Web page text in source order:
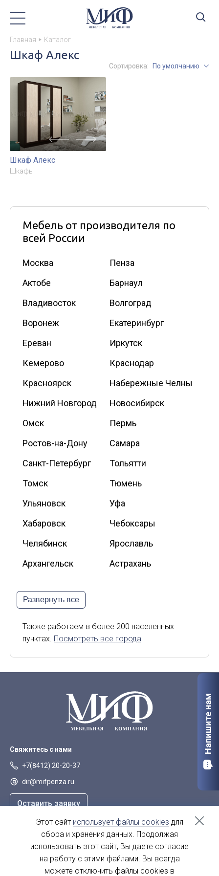
Главная Каталог
Шкаф Алекс
Сортировка: По умолчанию
Шкаф Алекс
Шкафы
Мебель от производителя по
всей России
Москва
Пенза
Актобе
Барнаул
Владивосток
Волгоград
Воронеж
Екатеринбург
Ереван
Иркутск
Кемерово
Краснодар
Красноярск
Набережные Челны
Нижний Новгород
Новосибирск
Омск
Пермь
Ростов-на-Дону
Самара
Санкт-Петербург
Тольятти
Томск
Тюмень
Ульяновск
Уфа
Хабаровск
Чебоксары
Челябинск
Ярославль
Архангельск
Астрахань
Калининград
Киров
Курск
Липецк
Мурманск
Тверь
Развернуть все
Также работаем в более 200 населенных
пунктах. Посмотреть все города
Свяжитесь с нами
+7(8412) 20-20-37
dir@mifpenza.ru
Оставить заявку
г. Пенза, ул. Аустрина, 139а
пн-пт - с 9.00-18.00
сб, вс - выходной
Напишите нам
Этот сайт использует файлы cookies для
сбора и хранения данных. Продолжая
использовать этот сайт, Вы даете согласие
на работу с этими файлами. Вы всегда
можете отключить файлы cookies в